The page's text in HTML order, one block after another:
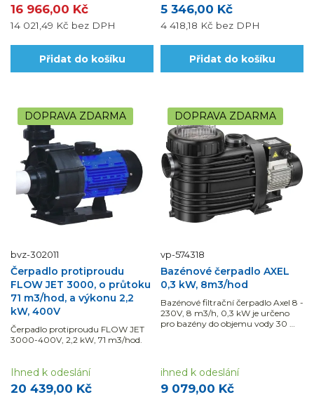
16 966,00 Kč
14 021,49 Kč bez DPH
Přidat do košíku
5 346,00 Kč
4 418,18 Kč bez DPH
Přidat do košíku
DOPRAVA ZDARMA
bvz-302011
Čerpadlo protiproudu
FLOW JET 3000, o průtoku
71 m3/hod, a výkonu 2,2
kW, 400V
Čerpadlo protiproudu FLOW JET
3000-400V, 2,2 kW, 71 m3/hod.
20 439,00 Kč
Ihned k odeslání
DOPRAVA ZDARMA
vp-574318
Bazénové čerpadlo AXEL
0,3 kW, 8m3/hod
Bazénové filtrační čerpadlo Axel 8 -
230V, 8 m3/h, 0,3 kW je určeno
pro bazény do objemu vody 30 m3
dodávky...
9 079,00 Kč
ihned k odeslání